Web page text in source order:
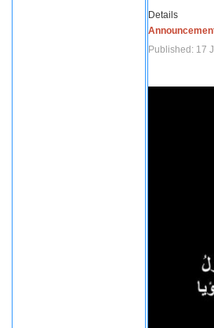
Details
Published: 17